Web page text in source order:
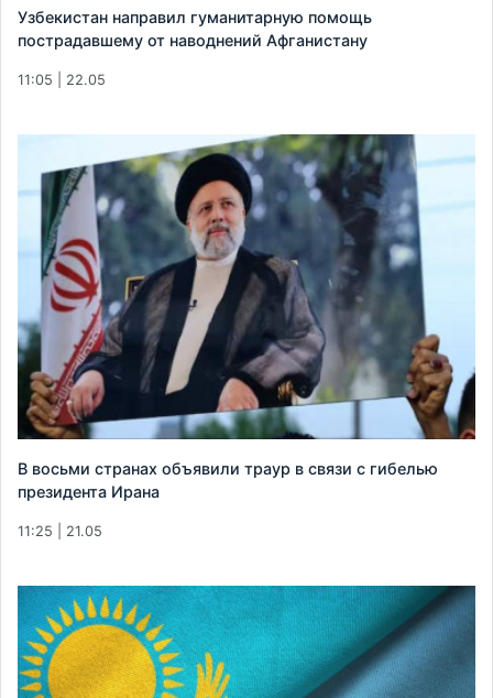
Узбекистан направил гуманитарную помощь
пострадавшему от наводнений Афганистану
11:05 | 22.05
В восьми странах объявили траур в связи с гибелью
президента Ирана
11:25 | 21.05